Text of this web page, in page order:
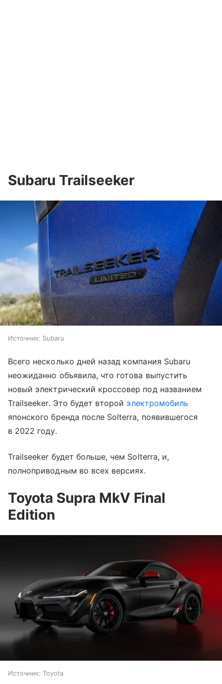
Subaru Trailseeker
Источник: Subaru
Всего несколько дней назад компания Subaru
неожиданно объявила, что готова выпустить
новый электрический кроссовер под названием
Trailseeker. Это будет второй электромобиль
японского бренда после Solterra, появившегося
в 2022 году.
Trailseeker будет больше, чем Solterra, и,
полноприводным во всех версиях.
Toyota Supra MkV Final
Edition
Источник: Toyota